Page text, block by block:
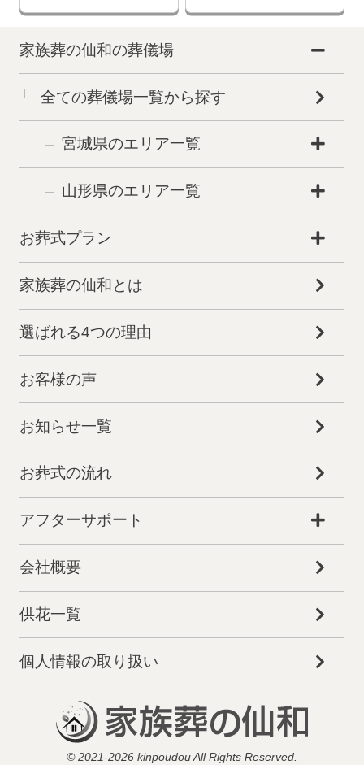
家族葬の仙和の葬儀場
全ての葬儀場一覧から探す
宮城県のエリア一覧
山形県のエリア一覧
お葬式プラン
家族葬の仙和とは
選ばれる4つの理由
お客様の声
お知らせ一覧
お葬式の流れ
アフターサポート
会社概要
供花一覧
個人情報の取り扱い
© 2021-2026 kinpoudou All Rights Reserved.
お得な会員価格!